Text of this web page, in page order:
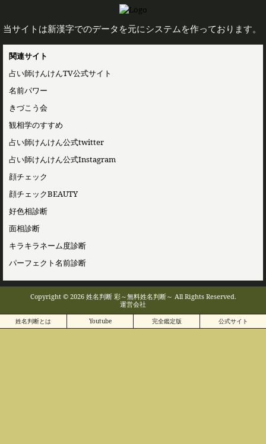
当サイトは新漢字でのデータを元にシステムを作っております。
関連サイト
占い師けんけんTV公式サイト
名前パワー
きづこう会
観相学のすすめ
占い師けんけん公式twitter
占い師けんけん公式Instagram
顔チェック
顔チェックBEAUTY
好色相診断
面相診断
キラキラネーム度診断
パーフェクト名前診断
Copyright © 2026 姓名判断 彩～無料姓名判断～ All Rights Reserved.
運営会社
姓名判断とは Youtube 完全鑑定版 公式サイト